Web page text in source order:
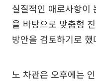
실질적인 애로사항이
을 바탕으로 맞춤형
방안을 검토하기로 했
노 차관은 오후에는